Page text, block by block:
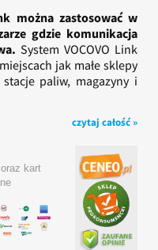
można zastosować w
gdzie komunikacja
System VOCOVO Link
jak małe sklepy
paliw, magazyny i
czytaj całość »
kart